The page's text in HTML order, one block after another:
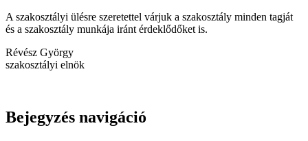
A szakosztályi ülésre szeretettel várjuk a szakosztály minden tagját
és a szakosztály munkája iránt érdeklődőket is.
Révész György
szakosztályi elnök
Bejegyzés navigáció